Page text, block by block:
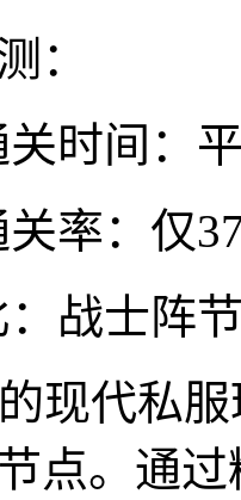
：
时间：
率：仅
战士阵
现代私
点。通